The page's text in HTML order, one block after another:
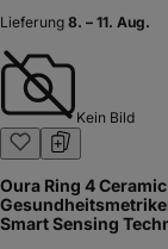
Lieferung 8. – 11. Aug.
Kein Bild
Oura Ring 4
Smart Sensing